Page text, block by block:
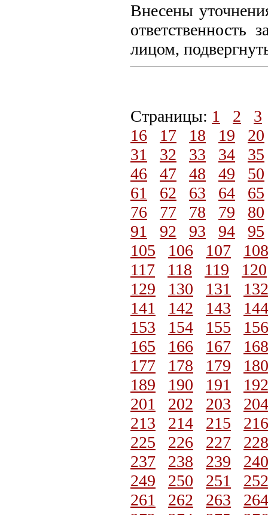
Внесены
лицом,
Страницы: 1 2
3
16
17 18 19
20
31
32 33 34
35
46
47 48 49
50
61
62 63 64
65
76
77 78 79
80
91
92 93 94
95
105
106 107
108
117
118 119
120
129
130 131
132
141
142 143
144
153
154 155
156
165
166 167
168
177
178 179
180
189
190 191
192
201
202 203
204
213
214 215
216
225
226 227
228
237
238 239
240
249
250 251
252
261
262 263
264